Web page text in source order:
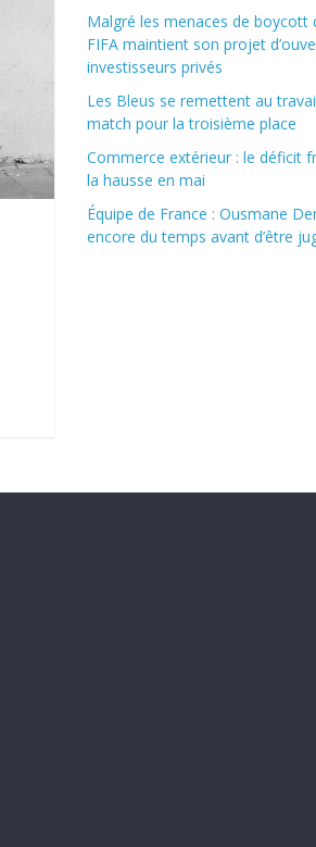
Malgré les menaces de boycott
FIFA maintient son projet
investisseurs privés
Les Bleus se remettent au
match pour la troisième place
Commerce extérieur : le déficit
la hausse en mai
Équipe de France : Ousmane
encore du temps avant d’être